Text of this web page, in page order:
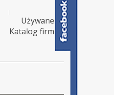
Używane
Katalog firm